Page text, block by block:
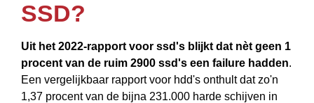
SSD?
Uit het 2022-rapport voor ssd's blijkt dat nèt geen 1
procent van de ruim 2900 ssd's een failure hadden.
Een vergelijkbaar rapport voor hdd's onthult dat zo'n
1,37 procent van de bijna 231.000 harde schijven in